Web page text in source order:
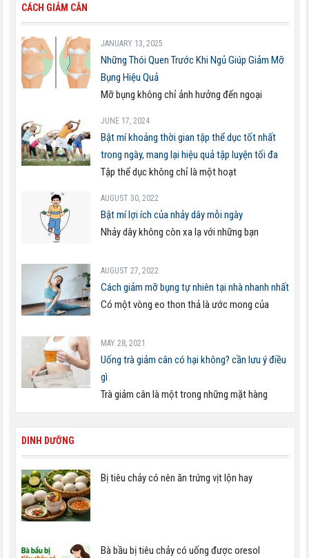
CÁCH GIẢM CÂN
JANUARY 13, 2025
Những Thói Quen Trước Khi Ngủ Giúp Giảm Mỡ
Bụng Hiệu Quả
Mỡ bụng không chỉ ảnh hưởng đến ngoại
JUNE 17, 2024
Bật mí khoảng thời gian tập thể dục tốt nhất
trong ngày, mang lại hiệu quả tập luyện tối đa
Tập thể dục không chỉ là một hoạt
AUGUST 30, 2022
Bật mí lợi ích của nhảy dây mỗi ngày
Nhảy dây không còn xa lạ với những bạn
AUGUST 27, 2022
Cách giảm mỡ bụng tự nhiên tại nhà nhanh nhất
Có một vòng eo thon thả là ước mong của
MAY 28, 2021
Uống trà giảm cân có hại không? cần lưu ý điều
gì
Trà giảm cân là một trong những mặt hàng
DINH DƯỠNG
Bị tiêu chảy có nên ăn trứng vịt lộn hay
Bà bầu bị tiêu chảy có uống được oresol